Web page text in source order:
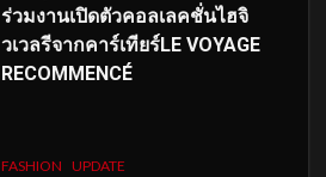
ร่วมงานเปิดตัวคอลเลคชั่นไฮจิ
วเวลรีจากคาร์เทียร์LE VOYAGE
RECOMMENCÉ
FASHION UPDATE